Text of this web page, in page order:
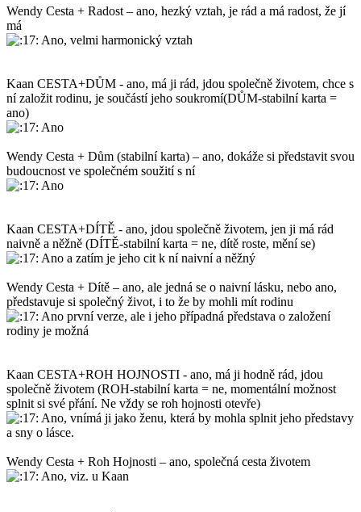
Wendy Cesta + Radost – ano, hezký vztah, je rád a má radost, že jí
má
Ano, velmi harmonický vztah
Kaan CESTA+DŮM - ano, má ji rád, jdou společně životem, chce s
ní založit rodinu, je součástí jeho soukromí(DŮM-stabilní karta =
ano)
Ano
Wendy Cesta + Dům (stabilní karta) – ano, dokáže si představit svou
budoucnost ve společném soužití s ní
Ano
Kaan CESTA+DÍTĚ - ano, jdou společně životem, jen ji má rád
naivně a něžně (DÍTĚ-stabilní karta = ne, dítě roste, mění se)
Ano a zatím je jeho cit k ní naivní a něžný
Wendy Cesta + Dítě – ano, ale jedná se o naivní lásku, nebo ano,
představuje si společný život, i to že by mohli mít rodinu
Ano první verze, ale i jeho případná představa o založení
rodiny je možná
Kaan CESTA+ROH HOJNOSTI - ano, má ji hodně rád, jdou
společně životem (ROH-stabilní karta = ne, momentální možnost
splnit si své přání. Ne vždy se roh hojnosti otevře)
Ano, vnímá ji jako ženu, která by mohla splnit jeho představy
a sny o lásce.
Wendy Cesta + Roh Hojnosti – ano, společná cesta životem
Ano, viz. u Kaan